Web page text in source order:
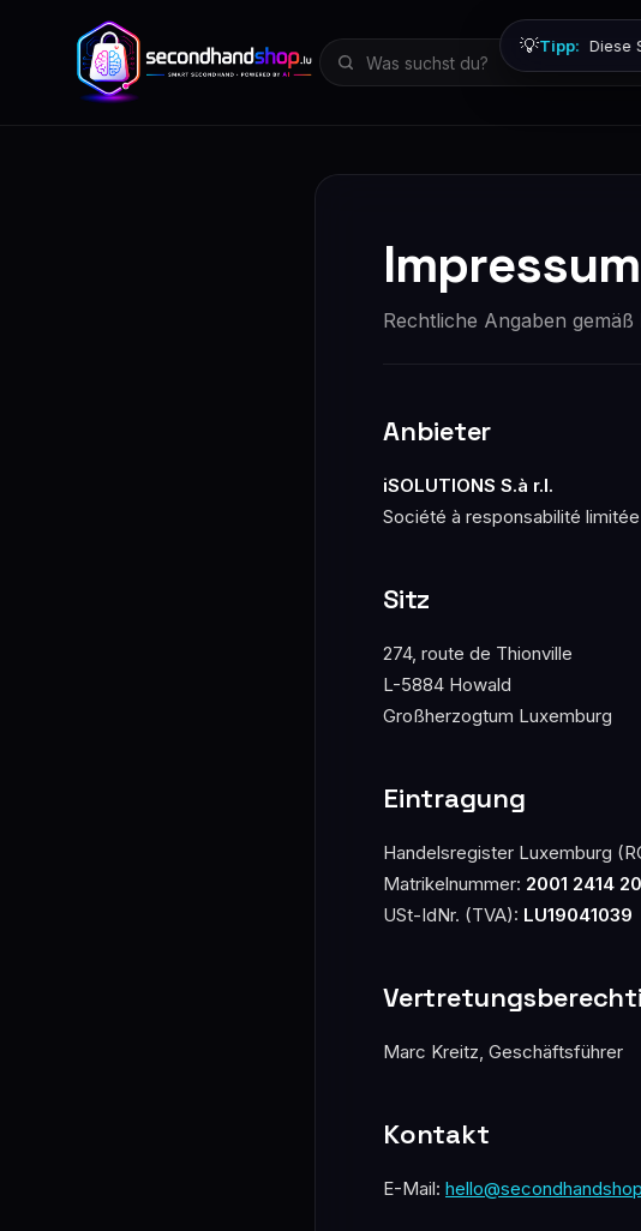
💡Tipp: Diese
Impressum
Rechtliche Angaben
Anbieter
iSOLUTIONS S.à r.l.
Société à responsabilité
Sitz
274, route de Thionville
L-5884 Howald
Großherzogtum Luxemburg
Eintragung
Handelsregister Luxemburg
Matrikelnummer: 2001 2414
USt-IdNr. (TVA): LU19041039
Marc Kreitz, Geschäftsführer
Kontakt
E-Mail: